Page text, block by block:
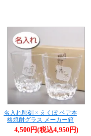
名入れ彫刻 × えくぼ ペア本
格焼酎グラス メーカー箱
4,500円(税込4,950円)